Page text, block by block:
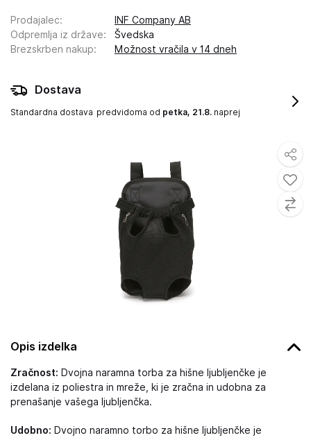
Opis izdelka
Zračnost: Dvojna naramna torba za hišne ljubljenčke je
izdelana iz poliestra in mreže, ki je zračna in udobna za
prenašanje vašega ljubljenčka.
Udobno: Dvojno naramno torbo za hišne ljubljenčke je
Prodajalec:
INF Company AB
Odpremlja iz države:
Švedska
Brezskrben nakup: Možnost vračila v 14 dneh
Dostava
Standardna dostava predvidoma od petka, 21.8. naprej